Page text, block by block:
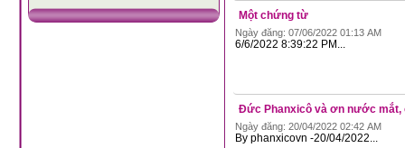
Một chứng từ
Ngày đăng: 07/06/2022 01:13 AM
6/6/2022 8:39:22 PM...
Đức Phanxicô và ơn nước mắt,
Ngày đăng: 20/04/2022 02:42 AM
By phanxicovn -20/04/2022...